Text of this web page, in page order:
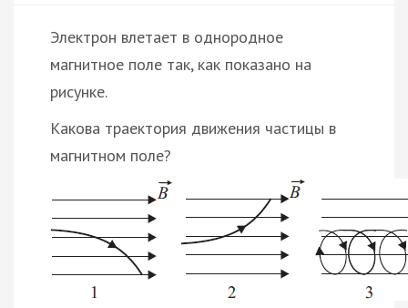
Электрон влетает в однородное
магнитное поле так, как показано на
рисунке.
Какова траектория движения частицы в
магнитном поле?